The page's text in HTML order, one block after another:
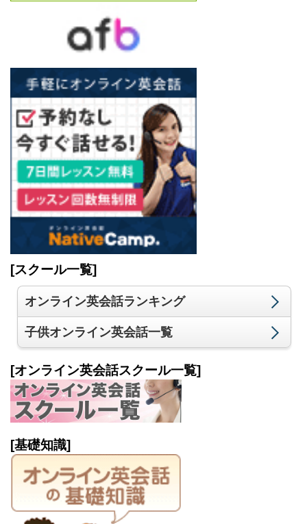
[スクール一覧]
オンライン英会話ランキング
子供オンライン英会話一覧
[オンライン英会話スクール一覧]
[基礎知識]